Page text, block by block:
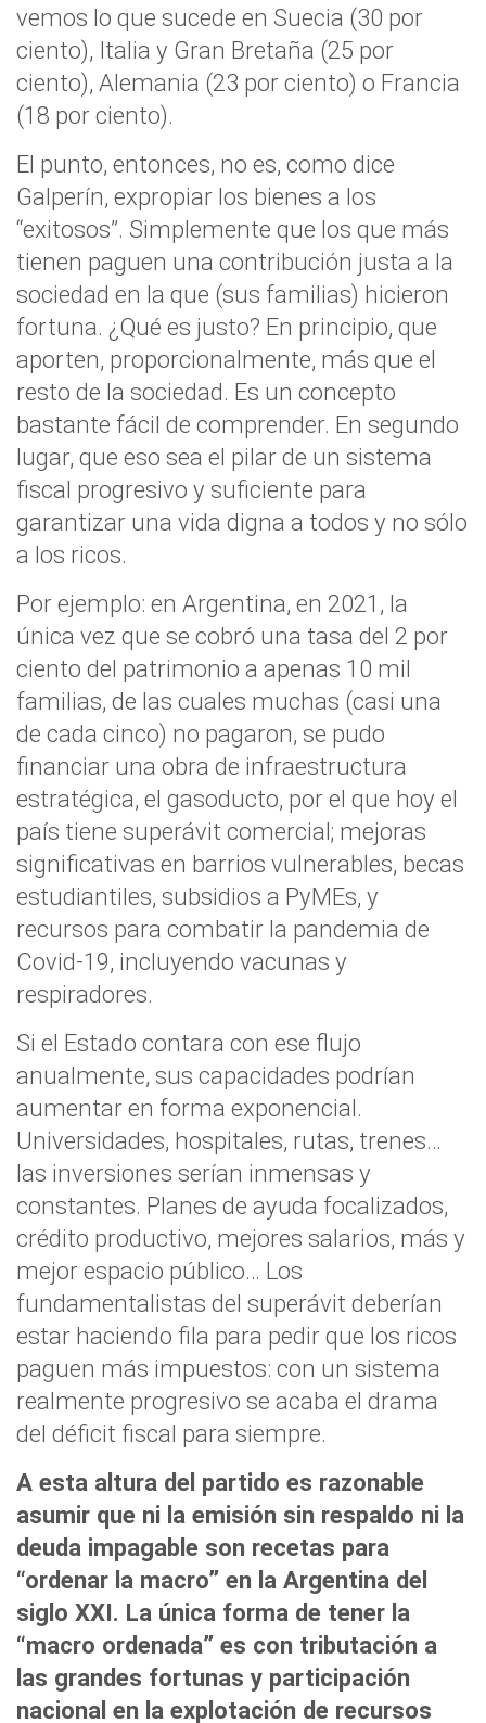
vemos lo que sucede en Suecia (30 por
ciento), Italia y Gran Bretaña (25 por
ciento), Alemania (23 por ciento) o Francia
(18 por ciento).
El punto, entonces, no es, como dice
Galperín, expropiar los bienes a los
“exitosos”. Simplemente que los que más
tienen paguen una contribución justa a la
sociedad en la que (sus familias) hicieron
fortuna. ¿Qué es justo? En principio, que
aporten, proporcionalmente, más que el
resto de la sociedad. Es un concepto
bastante fácil de comprender. En segundo
lugar, que eso sea el pilar de un sistema
fiscal progresivo y suficiente para
garantizar una vida digna a todos y no sólo
a los ricos.
Por ejemplo: en Argentina, en 2021, la
única vez que se cobró una tasa del 2 por
ciento del patrimonio a apenas 10 mil
familias, de las cuales muchas (casi una
de cada cinco) no pagaron, se pudo
financiar una obra de infraestructura
estratégica, el gasoducto, por el que hoy el
país tiene superávit comercial; mejoras
significativas en barrios vulnerables, becas
estudiantiles, subsidios a PyMEs, y
recursos para combatir la pandemia de
Covid-19, incluyendo vacunas y
respiradores.
Si el Estado contara con ese flujo
anualmente, sus capacidades podrían
aumentar en forma exponencial.
Universidades, hospitales, rutas, trenes…
las inversiones serían inmensas y
constantes. Planes de ayuda focalizados,
crédito productivo, mejores salarios, más y
mejor espacio público… Los
fundamentalistas del superávit deberían
estar haciendo fila para pedir que los ricos
paguen más impuestos: con un sistema
realmente progresivo se acaba el drama
del déficit fiscal para siempre.
A esta altura del partido es razonable
asumir que ni la emisión sin respaldo ni la
deuda impagable son recetas para
“ordenar la macro” en la Argentina del
siglo XXI. La única forma de tener la
“macro ordenada” es con tributación a
las grandes fortunas y participación
nacional en la explotación de recursos